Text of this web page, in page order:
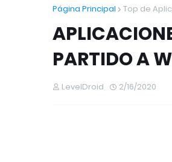
Página Principal Top de
PARTIDO A
LevelDroid 2/16/2020